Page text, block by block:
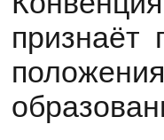
признаёт